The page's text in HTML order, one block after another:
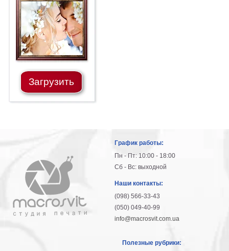
Загрузить
График работы:
Пн - Пт: 10:00 - 18:00
Сб - Вс: выходной
Наши контакты:
(098) 566-33-43
(050) 049-40-99
info@macrosvit.com.ua
Полезные рубрики: